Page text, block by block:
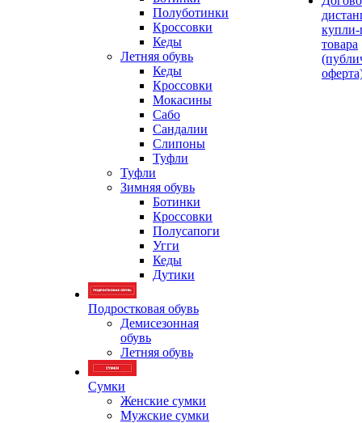
Полуботинки
Кроссовки
Кеды
Летняя обувь
Кеды
Кроссовки
Мокасины
Сабо
Сандалии
Слипоны
Туфли
Туфли
Зимняя обувь
Ботинки
Кроссовки
Полусапоги
Угги
Кеды
Дутики
Подростковая обувь
Демисезонная
обувь
Летняя обувь
Сумки
Женские сумки
Мужские сумки
товара